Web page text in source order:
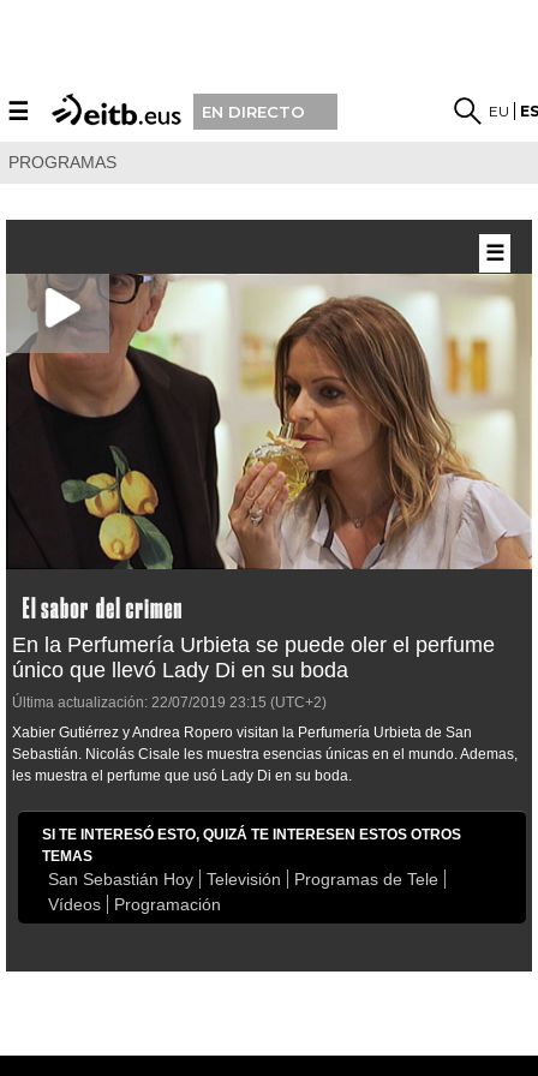
☰ EN DIRECTO EU
PROGRAMAS
En la Perfumería Urbieta se puede oler el perfume
único que llevó Lady Di en su boda
Última actualización: 22/07/2019 23:15 (UTC+2)
Xabier Gutiérrez y Andrea Ropero visitan la Perfumería Urbieta de San
Sebastián. Nicolás Cisale les muestra esencias únicas en el mundo. Ademas,
les muestra el perfume que usó Lady Di en su boda.
SI TE INTERESÓ ESTO, QUIZÁ TE INTERESEN ESTOS OTROS
TEMAS
San Sebastián Hoy Televisión
Programas de Tele
Vídeos
Programación
☰